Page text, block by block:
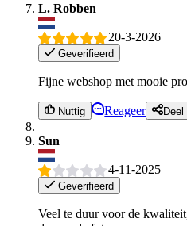
L. Robben
20-3-2026
Geverifieerd
Fijne webshop met mooie
Nuttig Reageer Deel
Sun
4-11-2025
Geverifieerd
Veel te duur voor de